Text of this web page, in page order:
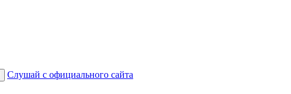
Слушай с официального сайта